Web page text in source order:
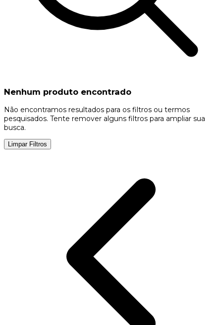
Nenhum produto encontrado
Não encontramos resultados para os filtros ou termos
pesquisados. Tente remover alguns filtros para ampliar sua
busca.
Limpar Filtros